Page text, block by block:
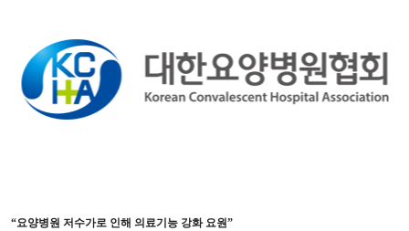
“요양병원 저수가로 인해 의료기능 강화 요원”